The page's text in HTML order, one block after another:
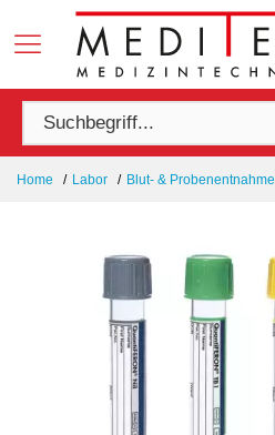
Home Labor Blut- & Probenentnahme